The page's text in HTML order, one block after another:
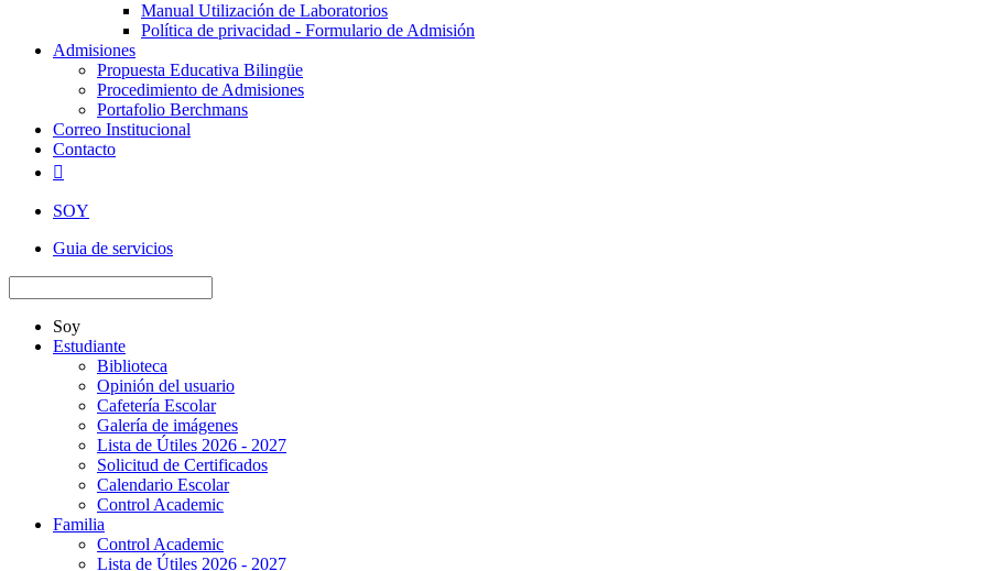
Manual Utilización de Laboratorios
Política de privacidad - Formulario de Admisión
Admisiones
Propuesta Educativa Bilingüe
Procedimiento de Admisiones
Portafolio Berchmans
Correo Institucional
Contacto

SOY
Guia de servicios
Soy
Estudiante
Biblioteca
Opinión del usuario
Cafetería Escolar
Galería de imágenes
Lista de Útiles 2026 - 2027
Solicitud de Certificados
Calendario Escolar
Control Academic
Familia
Control Academic
Lista de Útiles 2026 - 2027